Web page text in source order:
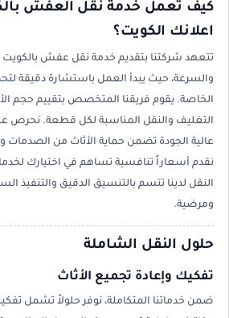
كيف تعمل خدمة نقل العفش
اعلانك الكويت؟
تتعهد شركتنا بتقديم خدمة نقل عفش بالكويت
والسرعة، حيث يبدأ العمل باستشارة دقيقة
الخاصة. يقوم فريقنا المتخصص بتقييم حجم
التغليف والنقل المناسبة لكل قطعة. نحرص
عالية الجودة تضمن حماية الأثاث من الصدمات
نقدم أسعاراً تنافسية تساهم في اختيارك
النقل لدينا تتسم بالتنسيق الدقيق والتنفيذ
ومرضية.
حلول النقل الشاملة
تفكيك وإعادة تجميع الأثاث
ضمن خدماتنا المتكاملة، نوفر حلولاً تشمل